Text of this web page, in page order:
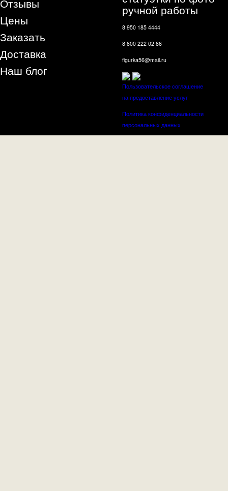
Отзывы
Цены
Заказать
Доставка
Наш блог
ручной работы
8 950 185 4444
8 800 222 02 86
figurka56@mail.ru
Пользовательское соглашение
на предоставление услуг
Политика конфиденциальности
персональных данных